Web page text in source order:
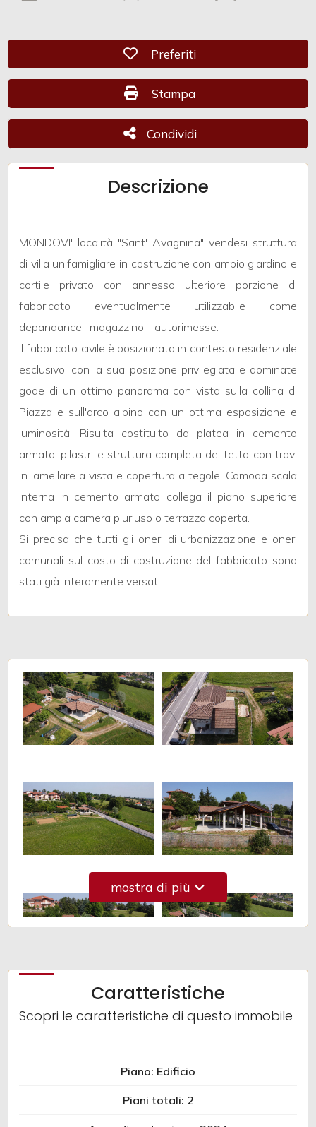
Preferiti: Cod. CAM 965
Preferiti
Stampa: Cod. CAM 965
Stampa
Condividi
Condividi
Descrizione
MONDOVI' località "Sant' Avagnina" vendesi struttura
di villa unifamigliare in costruzione con ampio giardino e
cortile privato con annesso ulteriore porzione di
fabbricato eventualmente utilizzabile come
depandance- magazzino - autorimesse.
Il fabbricato civile è posizionato in contesto residenziale
esclusivo, con la sua posizione privilegiata e dominate
gode di un ottimo panorama con vista sulla collina di
Piazza e sull'arco alpino con un ottima esposizione e
luminosità. Risulta costituito da platea in cemento
armato, pilastri e struttura completa del tetto con travi
in lamellare a vista e copertura a tegole. Comoda scala
interna in cemento armato collega il piano superiore
con ampia camera pluriuso o terrazza coperta.
Si precisa che tutti gli oneri di urbanizzazione e oneri
comunali sul costo di costruzione del fabbricato sono
stati già interamente versati.
mostra di più
Caratteristiche
Scopri le caratteristiche di questo immobile
Piano: Edificio
Piani totali: 2
Totale
minimi
Qualsiasi
1
2
3
4
5
Bagni
minimi
Qualsiasi
2
3
4
5+
Camere